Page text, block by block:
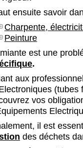
ensuite savoir
Charpente,
Peinture
est une
.
aux
vos
il est
des déchets